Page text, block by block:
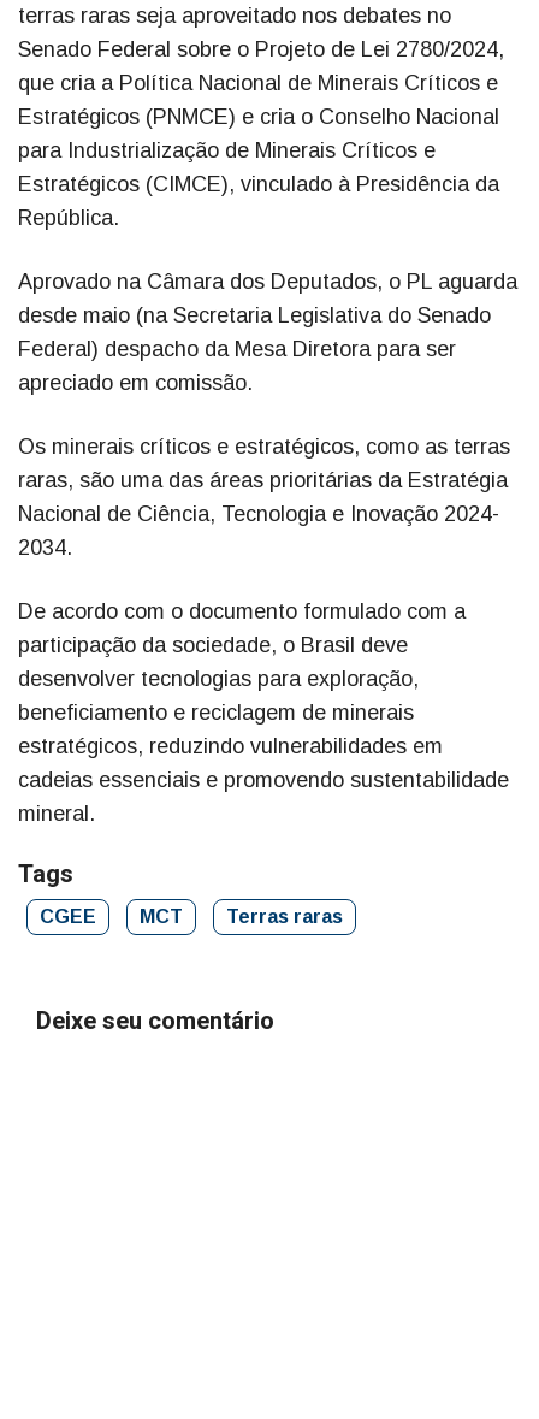
terras raras seja aproveitado nos debates no
Senado Federal sobre o Projeto de Lei 2780/2024,
que cria a Política Nacional de Minerais Críticos e
Estratégicos (PNMCE) e cria o Conselho Nacional
para Industrialização de Minerais Críticos e
Estratégicos (CIMCE), vinculado à Presidência da
República.
Aprovado na Câmara dos Deputados, o PL aguarda
desde maio (na Secretaria Legislativa do Senado
Federal) despacho da Mesa Diretora para ser
apreciado em comissão.
Os minerais críticos e estratégicos, como as terras
raras, são uma das áreas prioritárias da Estratégia
Nacional de Ciência, Tecnologia e Inovação 2024-
2034.
De acordo com o documento formulado com a
participação da sociedade, o Brasil deve
desenvolver tecnologias para exploração,
beneficiamento e reciclagem de minerais
estratégicos, reduzindo vulnerabilidades em
cadeias essenciais e promovendo sustentabilidade
mineral.
Tags
CGEE MCT Terras raras
Deixe seu comentário